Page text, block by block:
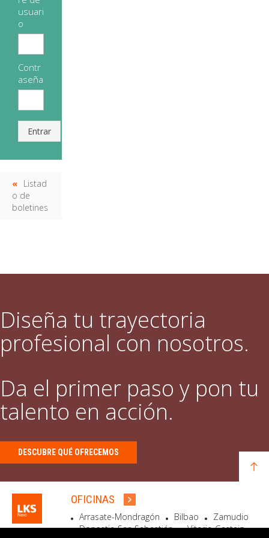
usuari
o
Contr
aseña
Entrar
Listad
o de
boletines
Diseña tu trayectoria
profesional con nosotros.
Da el primer paso y pon tu
talento en acción.
DESCUBRE QUÉ OFRECEMOS
OFICINAS
Arrasate-Mondragón Bilbao
Zamudio
Donostia-San Sebastián
Vitoria-Gasteiz